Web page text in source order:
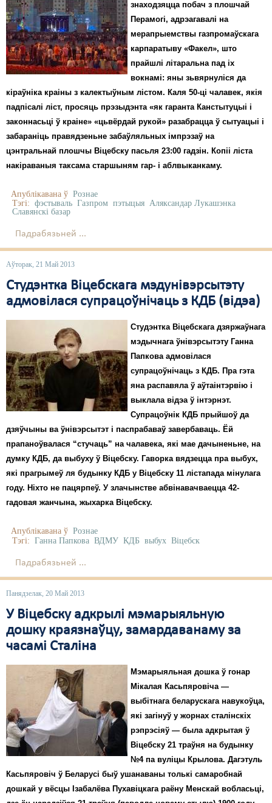
знаходзяцца побач з плошчай
Перамогі, адрэагавалі на
мерапрыемствы газпромаўскага
карпаратыву «Факел», што
прайшлі літаральна пад іх
вокнамі: яны зьвярнуліся да
кіраўніка краіны з калектыўным лістом. Каля 50-ці чалавек, якія
падпісалі ліст, просяць прэзыдэнта «як гаранта Канстытуцыі і
законнасьці ў краіне» «цьвёрдай рукой» разабрацца ў сытуацыі і
забараніць правядзеньне забаўляльных імпрэзаў на
цэнтральнай плошчы Віцебску пасьля 23:00 гадзін. Копіі ліста
накіраваныя таксама старшыням гар- і аблвыканкаму.
Апублікавана ў Рознае
Тэгі: фэстываль Газпром пэтыцыя Аляксандар Лукашэнка
Славянскі базар
Падрабязьней ...
Аўторак, 21 Май 2013
Студэнтка Віцебскага мэдунівэрсытэту
адмовілася супрацоўнічаць з КДБ (відэа)
Студэнтка Віцебскага дзяржаўнага
мэдычнага ўнівэрсытэту Ганна
Папкова адмовілася
супрацоўнічаць з КДБ. Пра гэта
яна распавяла ў аўтаінтэрвію і
выклала відэа ў інтэрнэт.
Супрацоўнік КДБ прыйшоў да
дзяўчыны ва ўнівэрсытэт і паспрабаваў завербаваць. Ёй
прапаноўвалася “стучаць” на чалавека, які мае дачыненьне, на
думку КДБ, да выбуху ў Віцебску. Гаворка вядзецца пра выбух,
які прагрымеў ля будынку КДБ у Віцебску 11 лістапада мінулага
году. Ніхто не пацярпеў. У злачынстве абвінавачваецца 42-
гадовая жанчына, жыхарка Віцебску.
Апублікавана ў Рознае
Тэгі: Ганна Папкова ВДМУ КДБ выбух Віцебск
Падрабязьней ...
Панядзелак, 20 Май 2013
У Віцебску адкрылі мэмарыяльную
дошку краязнаўцу, замардаванаму за
часамі Сталіна
Мэмарыяльная дошка ў гонар
Мікалая Касьпяровіча —
выбітнага беларускага навукоўца,
які загінуў у жорнах сталінскіх
рэпрэсіяў — была адкрытая ў
Віцебску 21 траўня на будынку
№4 па вуліцы Крылова. Дагэтуль
Касьпяровіч ў Беларусі быў ушанаваны толькі самаробнай
дошкай у вёсцы Ізабалёва Пухавіцкага раёну Менскай вобласьці,